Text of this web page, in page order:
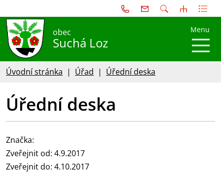
obec
Suchá Loz
Menu
Úvodní stránka Úřad Úřední deska
Úřední deska
Značka:
Zveřejnit od: 4.9.2017
Zveřejnit do: 4.10.2017